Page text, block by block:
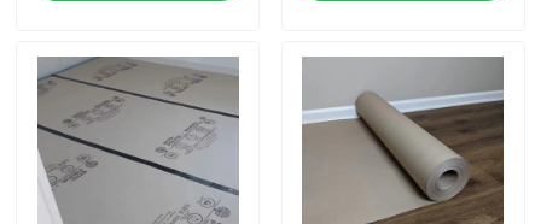
Papier budowlany do pokrywania podłóg
Papier do drukowania na kartonie
Wodoodporne arkusze podłogowe